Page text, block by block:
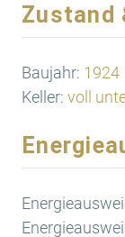
Zustand
Baujahr: 1924
Keller: voll